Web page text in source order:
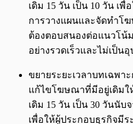
เดิม 15 วัน เป็น 10 วัน เ
การวางแผนและจัดทำโ
ต้องตอบสนองต่อแนวโน้
อย่างรวดเร็วและไม่เป็น
ขยายระยะเวลาบทเฉพา
แก้ไขโฆษณาที่มีอยู่เดิมใ
เดิม 15 วัน เป็น 30 วันนั
เพื่อให้ผู้ประกอบธุรกิจมีร